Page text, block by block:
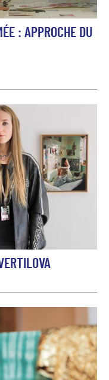
: APPROCHE DU